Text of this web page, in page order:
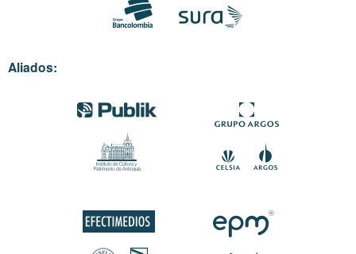
Aliados: